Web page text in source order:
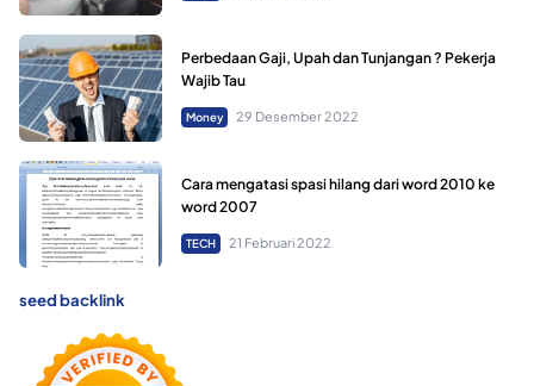
Perbedaan Gaji, Upah dan Tunjangan ? Pekerja
Wajib Tau
Money 29 Desember 2022
Cara mengatasi spasi hilang dari word 2010 ke
word 2007
TECH 21 Februari 2022
seed backlink